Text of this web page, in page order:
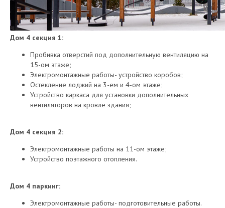
Дом 4 секция 1:
Пробивка отверстий под дополнительную вентиляцию на
15-ом этаже;
Электромонтажные работы- устройство коробов;
Остекление лоджий на 3-ем и 4-ом этаже;
Устройство каркаса для установки дополнительных
вентиляторов на кровле здания;
Дом 4 секция 2:
Электромонтажные работы на 11-ом этаже;
Устройство поэтажного отопления.
Дом 4 паркинг:
Электромонтажные работы- подготовительные работы.